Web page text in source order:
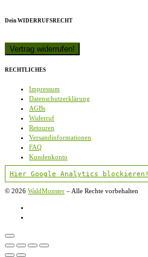
Dein WIDERRUFSRECHT
RECHTLICHES
Impressum
Datenschutzerklärung
AGBs
Widerruf
Retouren
Versandinformationen
FAQ
Kundenkonto
Hier Google Analytics blockieren!
© 2026 WaldMonster – Alle Rechte vorbehalten